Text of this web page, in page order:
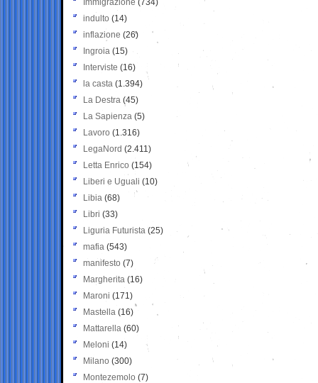
Immigrazione (734)
indulto (14)
inflazione (26)
Ingroia (15)
Interviste (16)
la casta (1.394)
La Destra (45)
La Sapienza (5)
Lavoro (1.316)
LegaNord (2.411)
Letta Enrico (154)
Liberi e Uguali (10)
Libia (68)
Libri (33)
Liguria Futurista (25)
mafia (543)
manifesto (7)
Margherita (16)
Maroni (171)
Mastella (16)
Mattarella (60)
Meloni (14)
Milano (300)
Montezemolo (7)